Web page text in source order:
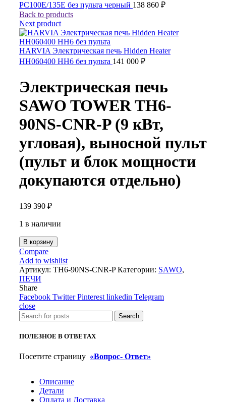
PC100E/135E без пульта черный 138 860 ₽
Back to products
Next product
HARVIA Электрическая печь Hidden Heater
HH060400 HH6 без пульта 141 000 ₽
Электрическая печь
SAWO TOWER TH6-
90NS-CNR-P (9 кВт,
угловая), выносной пульт
(пульт и блок мощности
докупаются отдельно)
139 390 ₽
1 в наличии
В корзину
Compare
Add to wishlist
Артикул: TH6-90NS-CNR-P Категории: SAWO,
ПЕЧИ
Share
Facebook Twitter Pinterest linkedin Telegram
close
Search
ПОЛЕЗНОЕ В ОТВЕТАХ
Посетите страницу «Вопрос- Ответ»
Описание
Детали
Оплата и Доставка